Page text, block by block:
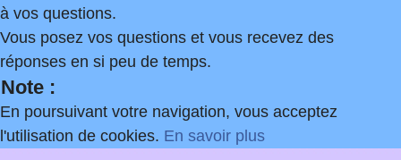
à vos questions.
Vous posez vos questions et vous recevez des
réponses en si peu de temps.
Note :
En poursuivant votre navigation, vous acceptez
l'utilisation de cookies. En savoir plus